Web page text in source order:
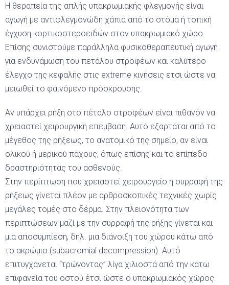
Η θεραπεία της απλής υπακρωμιακής φλεγμονής είναι
αγωγή με αντιφλεγμονώδη χάπια από το στόμα ή τοπική
έγχυση κορτικοστεροειδών στον υπακρωμιακό χώρο.
Επίσης συνιστούμε παράλληλα φυσικοθεραπευτική αγωγή
για ενδυνάμωση του πετάλου στροφέων και καλύτερο
έλεγχο της κεφαλής στις extreme κινήσεις ετσι ώστε να
μειωθεί το φαινόμενο πρόσκρουσης.
Αν υπάρχει ρήξη στο πέταλο στροφέων είναι πιθανόν να
χρειαστεί χειρουργική επέμβαση. Αυτό εξαρτάται από το
μέγεθος της ρήξεως, το ανατομικό της σημείο, αν είναι
ολικού ή μερικού πάχους, όπως επίσης και το επίπεδο
δραστηριότητας του ασθενούς.
Στην περίπτωση που χρειαστεί χειρουργείο η συρραφή της
ρήξεως γίνεται πλέον με αρθροσκοπικές τεχνικές χωρίς
μεγάλες τομές στο δέρμα. Στην πλειονότητα των
περιπτώσεων μαζί με την συρραφή της ρήξης γίνεται και
μια αποσυμπίεση, δηλ. μια διάνοιξη του χώρου κάτω από
το ακρώμιο (subacromial decompression). Αυτό
επιτυγχάνεται “τρώγοντας” λίγα χιλιοστά από την κάτω
επιφανεία του οστού έτσι ώστε ο υπακρωμιακός χώρος